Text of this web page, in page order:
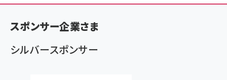
く
ず
スポンサー企業さま
シルバースポンサー